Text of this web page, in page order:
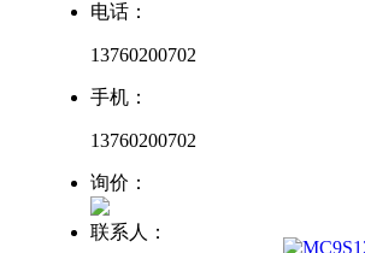
电话：
13760200702
手机：
13760200702
询价：
联系人：